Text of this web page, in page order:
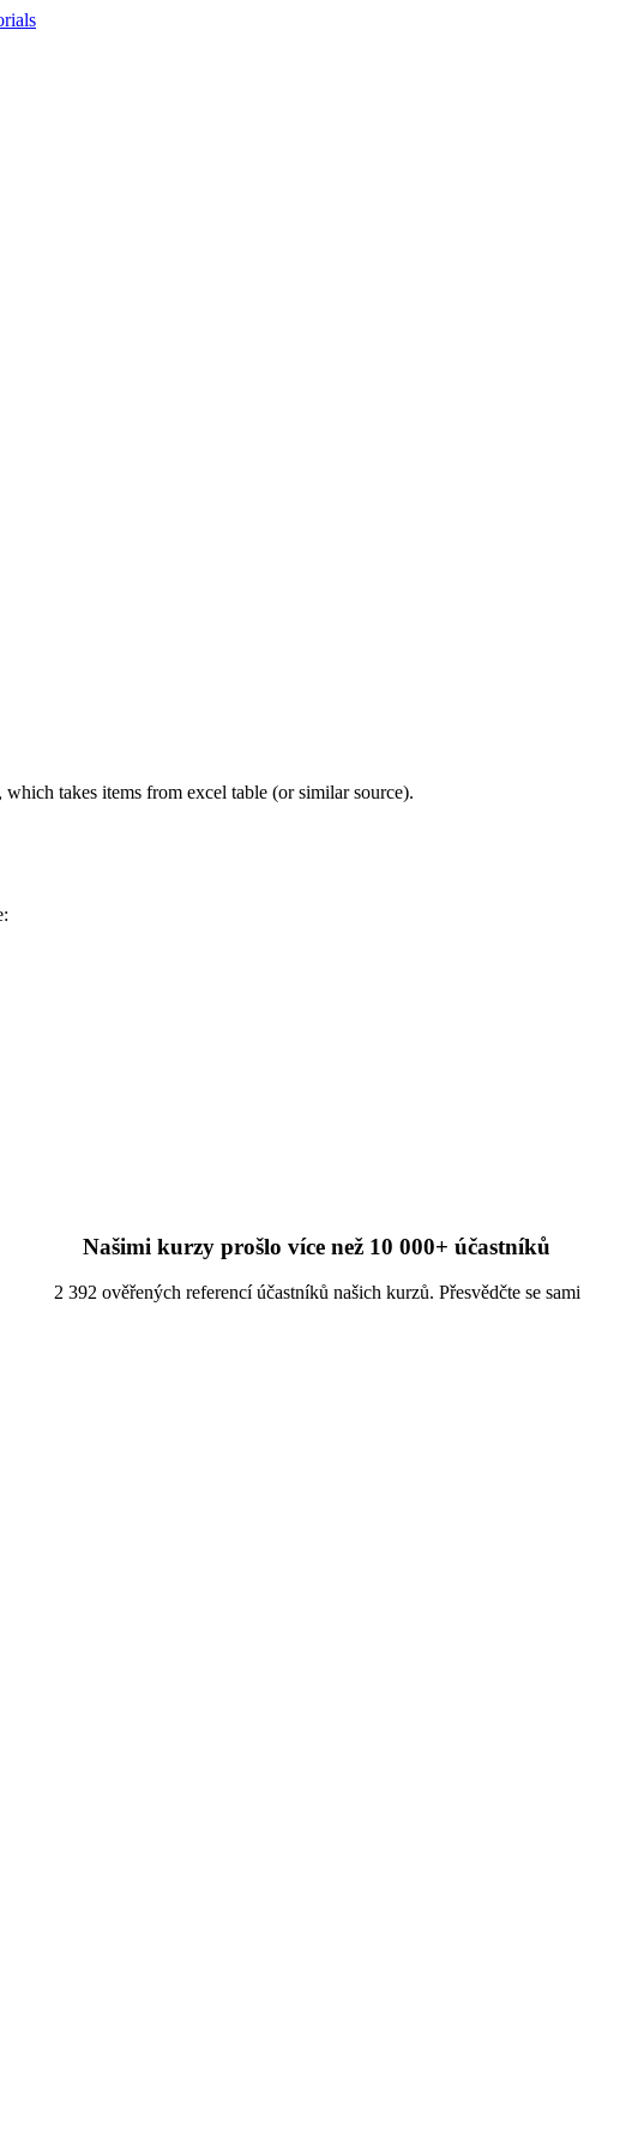
takes items from excel table (or similar source).
Našimi kurzy prošlo více než 10 000+ účastníků
2 392 ověřených referencí účastníků našich kurzů. Přesvědčte se sami